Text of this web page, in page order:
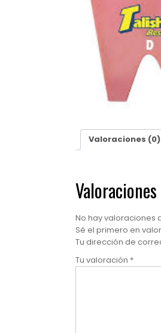
Valoraciones (0)
Valoraciones
No hay valoraciones
Sé el primero en valorar
Tu dirección de
Tu valoración *